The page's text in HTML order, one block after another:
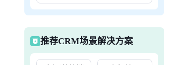
推荐CRM场景解决方案